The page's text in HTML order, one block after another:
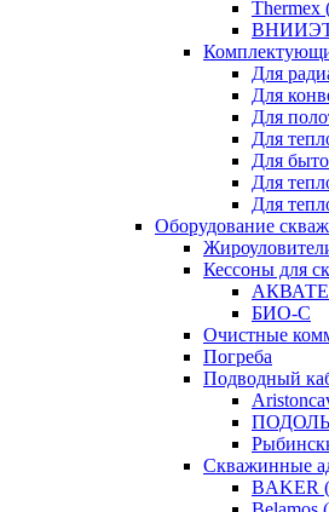
Thermex
Для
Для
Для
Для
Для
Для
Для
Оборудование
Кессоны для
БИО-С
Очистные
Погреба
Подводный
Скважинные
BAKER